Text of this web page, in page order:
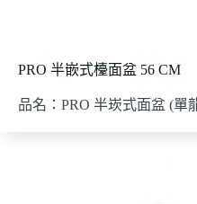
PRO 半嵌式檯面盆 56 CM
品名：PRO 半崁式面盆 (單